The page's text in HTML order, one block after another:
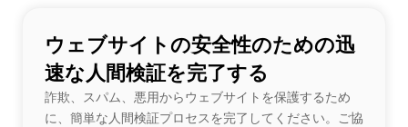
ウェブサイトの安全性のための迅
速な人間検証を完了する
詐欺、スパム、悪用からウェブサイトを保護するため
に、簡単な人間検証プロセスを完了してください。ご協